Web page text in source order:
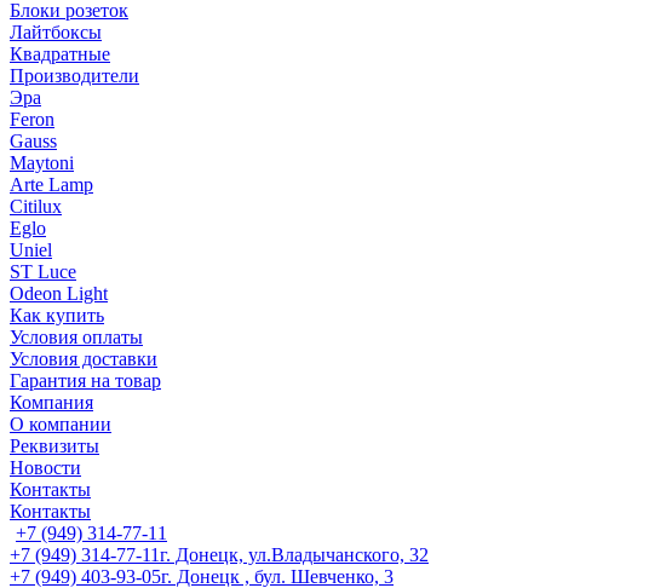
Блоки розеток
Лайтбоксы
Квадратные
Производители
Эра
Feron
Gauss
Maytoni
Arte Lamp
Citilux
Eglo
Uniel
ST Luce
Odeon Light
Как купить
Условия оплаты
Условия доставки
Гарантия на товар
Компания
О компании
Реквизиты
Новости
Контакты
Контакты
+7 (949) 314-77-11
+7 (949) 314-77-11г. Донецк, ул.Владычанского, 32
+7 (949) 403-93-05г. Донецк , бул. Шевченко, 3